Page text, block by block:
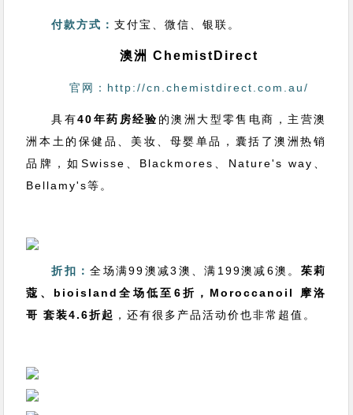
付款方式：支付宝、微信、银联。
澳洲 ChemistDirect
官网：http://cn.chemistdirect.com.au/
具有40年药房经验 的澳洲大型零售电商，主营澳
洲本土的保健品、美妆、母婴单品，囊括了澳洲热销
品牌，如Swisse、Blackmores、Nature's way、
Bellamy's等。
折扣：全场满99澳减3澳、满199澳减6澳。 茱莉
蔻、bioisland全场低至6折，Moroccanoil 摩洛
哥 套装4.6折起 ，还有很多产品活动价也非常超值。